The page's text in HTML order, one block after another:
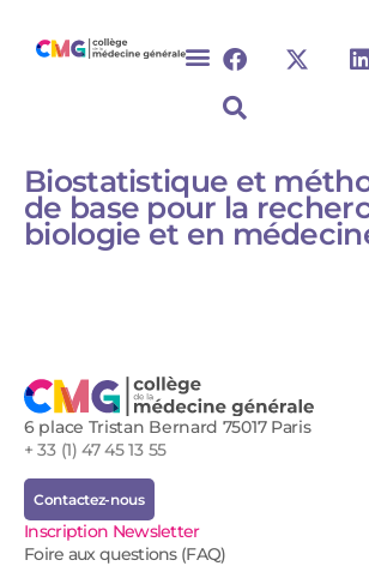
Biostatistique et
de base pour la
biologie et en
6 place Tristan Bernard 75017 Paris
+ 33 (1) 47 45 13 55
Contactez-nous
Inscription Newsletter
Foire aux questions (FAQ)